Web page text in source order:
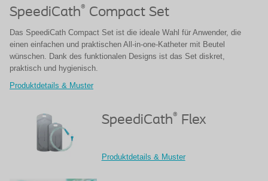
SpeediCath® Compact Set
Das SpeediCath Compact Set ist die ideale Wahl für Anwender, die
einen einfachen und praktischen All-in-one-Katheter mit Beutel
wünschen. Dank des funktionalen Designs ist das Set diskret,
praktisch und hygienisch.
Produktdetails & Muster
SpeediCath® Flex
Produktdetails & Muster